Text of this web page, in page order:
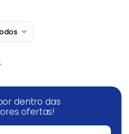
dentro das
ofertas!